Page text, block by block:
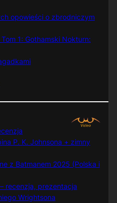
opowieści o zbrodniczym
1: Gothamski Nokturn:
P. K. Johnsona + zimny
z Batmanem 2025 (Polska i
recenzja, prezentacja
Wrightsona